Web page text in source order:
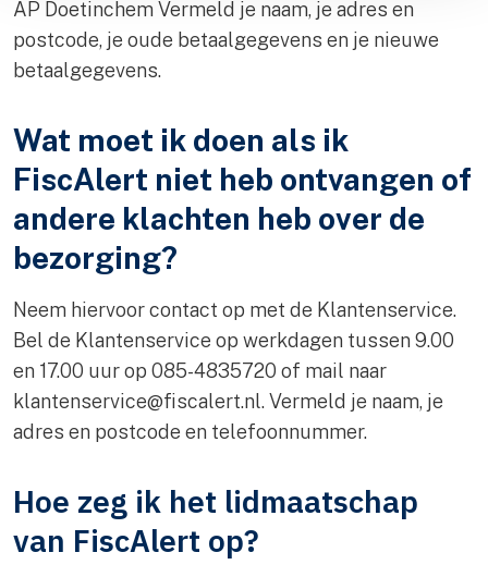
AP Doetinchem Vermeld je naam, je adres en
postcode, je oude betaalgegevens en je nieuwe
betaalgegevens.
Wat moet ik doen als ik
FiscAlert niet heb ontvangen of
andere klachten heb over de
bezorging?
Neem hiervoor contact op met de Klantenservice.
Bel de Klantenservice op werkdagen tussen 9.00
en 17.00 uur op 085-4835720 of mail naar
klantenservice@fiscalert.nl. Vermeld je naam, je
adres en postcode en telefoonnummer.
Hoe zeg ik het lidmaatschap
van FiscAlert op?